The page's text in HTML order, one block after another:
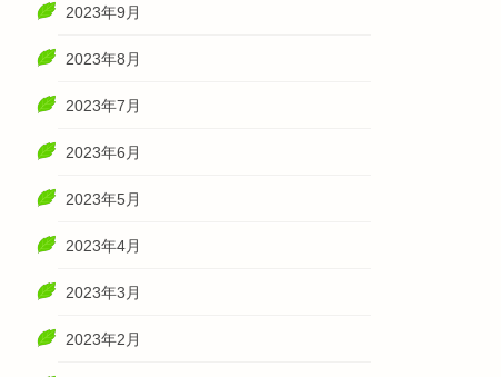
2023年9月
2023年8月
2023年7月
2023年6月
2023年5月
2023年4月
2023年3月
2023年2月